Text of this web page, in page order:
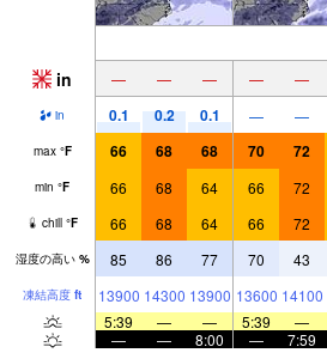
in — — — — —
in 0.1 0.2 0.1 — —
max °F 66 68 68 70 72
min °F 66 68 64 66 72
chill °F 66 68 64 66 72
湿度の高い % 85 86 77 70 43
凍結高度 ft 13900 14300 13900 13600 14100
5:39
— — 5:39 —
—
— 8:00 — 7:59